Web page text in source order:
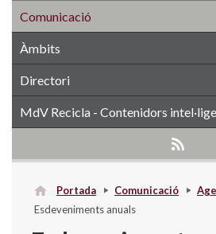
Comunicació
Àmbits
Directori
MdV Recicla - Contenidors
Portada Comunicació
Esdeveniments anuals